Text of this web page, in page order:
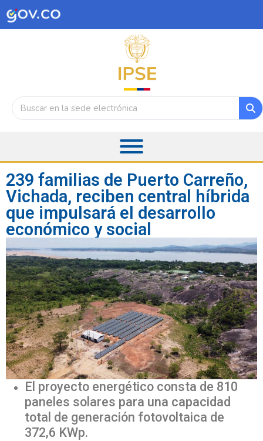
239 familias de Puerto Carreño,
Vichada, reciben central híbrida
que impulsará el desarrollo
económico y social
El proyecto energético consta de 810
paneles solares para una capacidad
total de generación fotovoltaica de
372,6 KWp.